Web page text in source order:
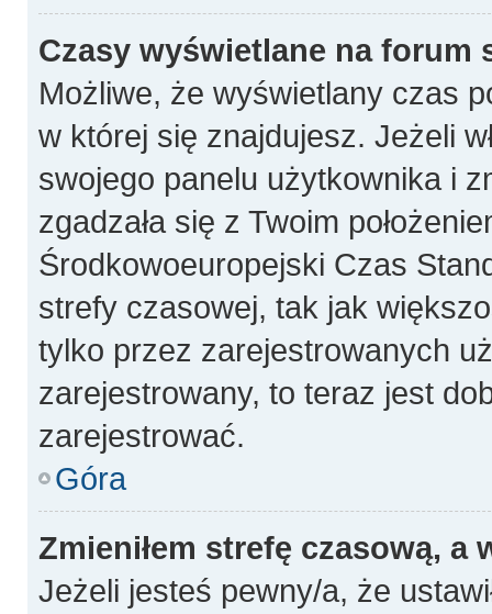
Czasy wyświetlane na forum
Możliwe, że wyświetlany czas
w której się znajdujesz. Jeżeli
swojego panelu użytkownika i
zgadzała się z Twoim
Środkowoeuropejski Czas
strefy czasowej, tak jak
tylko przez zarejestrowanych
zarejestrowany, to teraz jest
zarejestrować.
Góra
Zmieniłem strefę czasową, a
Jeżeli jesteś pewny/a, że